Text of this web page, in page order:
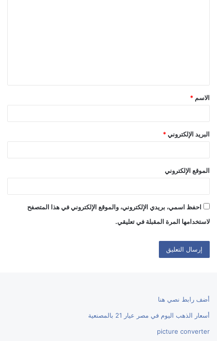
ق
*
الاسم *
البريد الإلكتروني *
الموقع الإلكتروني
احفظ اسمي، بريدي الإلكتروني، والموقع الإلكتروني في هذا المتصفح
لاستخدامها المرة المقبلة في تعليقي.
أضف رابط نصي هنا
أسعار الذهب اليوم في مصر عيار 21 بالمصنعية
picture converter